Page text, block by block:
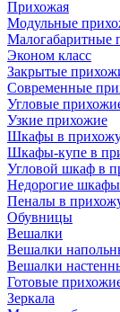
Прихожая
Модульные
Малогабаритные
Эконом класс
Закрытые
Современные
Угловые
Узкие прихожие
Шкафы в
Шкафы-купе в
Угловой шкаф в
Недорогие
Пеналы в
Обувницы
Вешалки
Вешалки
Вешалки
Готовые
Зеркала